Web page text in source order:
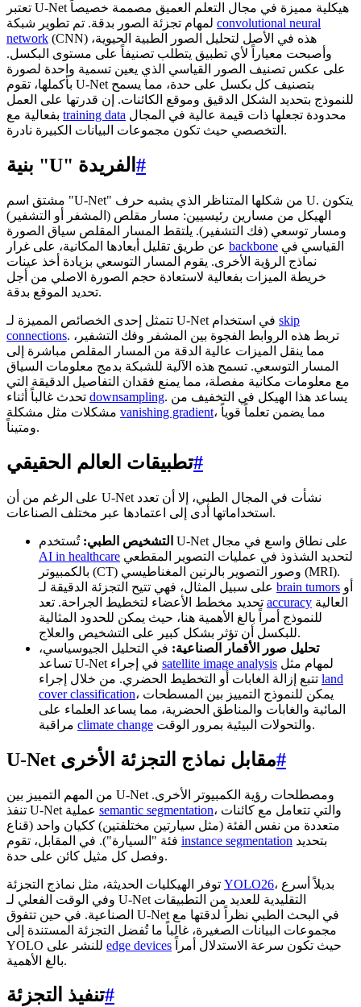
تعتبر U-Net هيكلية مميزة في مجال التعلم العميق مصممة خصيصاً
convolutional neural
network (CNN) هذه في الأصل لتحليل الصور الطبية الحيوية،
وأصبحت معياراً لأي تطبيق يتطلب تصنيفاً على مستوى البكسل.
على عكس تصنيف الصور القياسي الذي يعين تسمية واحدة لصورة
بأكملها، تقوم U-Net بتصنيف كل بكسل على حدة، مما يسمح
للنموذج بتحديد الشكل الدقيق وموقع الكائنات. إن قدرتها على العمل
training data
التخصصي حيث تكون مجموعات البيانات الكبيرة نادرة.
بنية "U" الفريدة #
مشتق اسم "U-Net" من شكلها المتناظر الذي يشبه حرف U. يتكون
الهيكل من مسارين رئيسيين: مسار مقلص (المشفر أو التشفير)
ومسار توسعي (فك التشفير). يلتقط المسار المقلص سياق الصورة
backbone
نماذج الرؤية الأخرى. يقوم المسار التوسعي بزيادة أخذ عينات
خريطة الميزات بفعالية لاستعادة حجم الصورة الاصلي من أجل
تحديد الموقع بدقة.
skip
connections. تربط هذه الروابط الفجوة بين المشفر وفك التشفير،
مما ينقل الميزات عالية الدقة من المسار المقلص مباشرة إلى
المسار التوسعي. تسمح هذه الآلية للشبكة بدمج معلومات السياق
مع معلومات مكانية مفصلة، مما يمنع فقدان التفاصيل الدقيقة التي
downsampling. يساعد هذا الهيكل في التخفيف من
vanishing gradient، مما يضمن تعلماً قوياً
ومتيناً.
تطبيقات العالم الحقيقي#
على الرغم من أن U-Net نشأت في المجال الطبي، إلا أن تعدد
استخداماتها أدى إلى اعتمادها عبر مختلف الصناعات.
التشخيص الطبي:
تُستخدم U-Net على نطاق واسع في مجال
AI in healthcare
بالكمبيوتر (CT) وصور التصوير بالرنين المغناطيسي (MRI).
brain tumors
accuracy
للنموذج أمراً بالغ الأهمية هنا، حيث يمكن للحدود المثالية
للبكسل أن تؤثر بشكل كبير على التشخيص والعلاج.
تحليل صور الأقمار الصناعية: في التحليل الجيوسياسي،
satellite image analysis
land
cover classification، يمكن للنموذج التمييز بين المسطحات
المائية والغابات والمناطق الحضرية، مما يساعد العلماء على
climate change والتحولات البيئية بمرور الوقت.
U-Net مقابل نماذج التجزئة الأخرى#
من المهم التمييز بين U-Net ومصطلحات رؤية الكمبيوتر الأخرى.
semantic segmentation، والتي تتعامل مع كائنات
متعددة من نفس الفئة (مثل سيارتين مختلفتين) ككيان واحد (قناع
instance segmentation
وفصل كل مثيل كائن على حدة.
YOLO26، بديلاً أسرع
وفي الوقت الفعلي لـ U-Net التقليدية للعديد من التطبيقات
الصناعية. في حين تتفوق U-Net في البحث الطبي نظراً لدقتها مع
مجموعات البيانات الصغيرة، غالباً ما تُفضل التجزئة المستندة إلى
edge devices
بالغ الأهمية.
تنفيذ التجزئة#